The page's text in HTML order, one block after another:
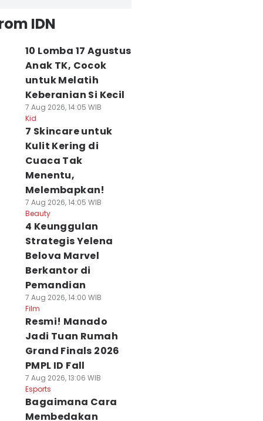
IDN
10 Lomba 17 Agustus
Anak TK, Cocok
untuk Melatih
Keberanian Si Kecil
7 Aug 2026, 14:05 WIB
Kid
7 Skincare untuk
Kulit Kering di
Cuaca Tak
Menentu,
Melembapkan!
7 Aug 2026, 14:05 WIB
Beauty
4 Keunggulan
Strategis Yelena
Belova Marvel
Berkantor di
Pemandian
7 Aug 2026, 14:00 WIB
Film
Resmi! Manado
Jadi Tuan Rumah
Grand Finals 2026
PMPL ID Fall
7 Aug 2026, 13:06 WIB
Esports
Bagaimana Cara
Membedakan